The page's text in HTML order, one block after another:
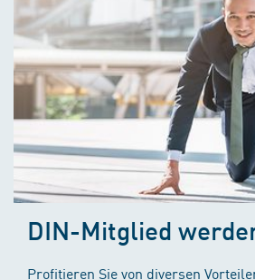
DIN-Mitglied
Profitieren Sie von diversen